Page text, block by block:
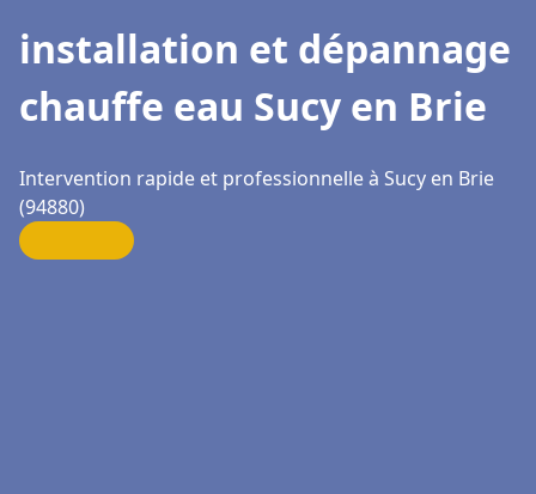
installation et dépannage
chauffe eau Sucy en Brie
Intervention rapide et professionnelle à Sucy en Brie
(94880)